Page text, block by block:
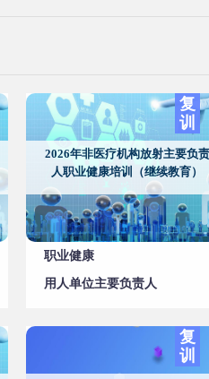
复
训
2026年非医疗机构放射主要负责
人职业健康培训（继续教育）
职业健康
用人单位主要负责人
复
训